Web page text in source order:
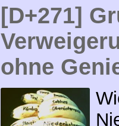
[D+271]
ohne